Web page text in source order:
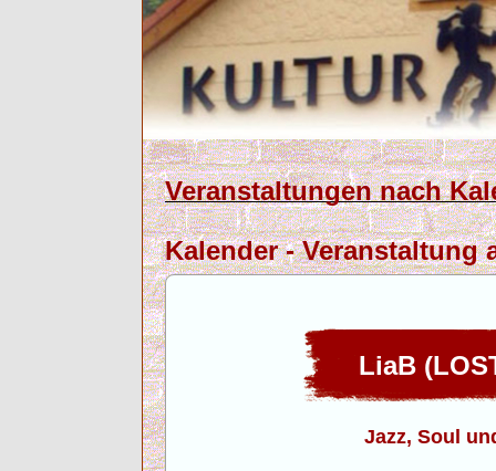
Veranstaltungen nach
Kalender - Veranstaltung
LiaB
Jazz, Soul